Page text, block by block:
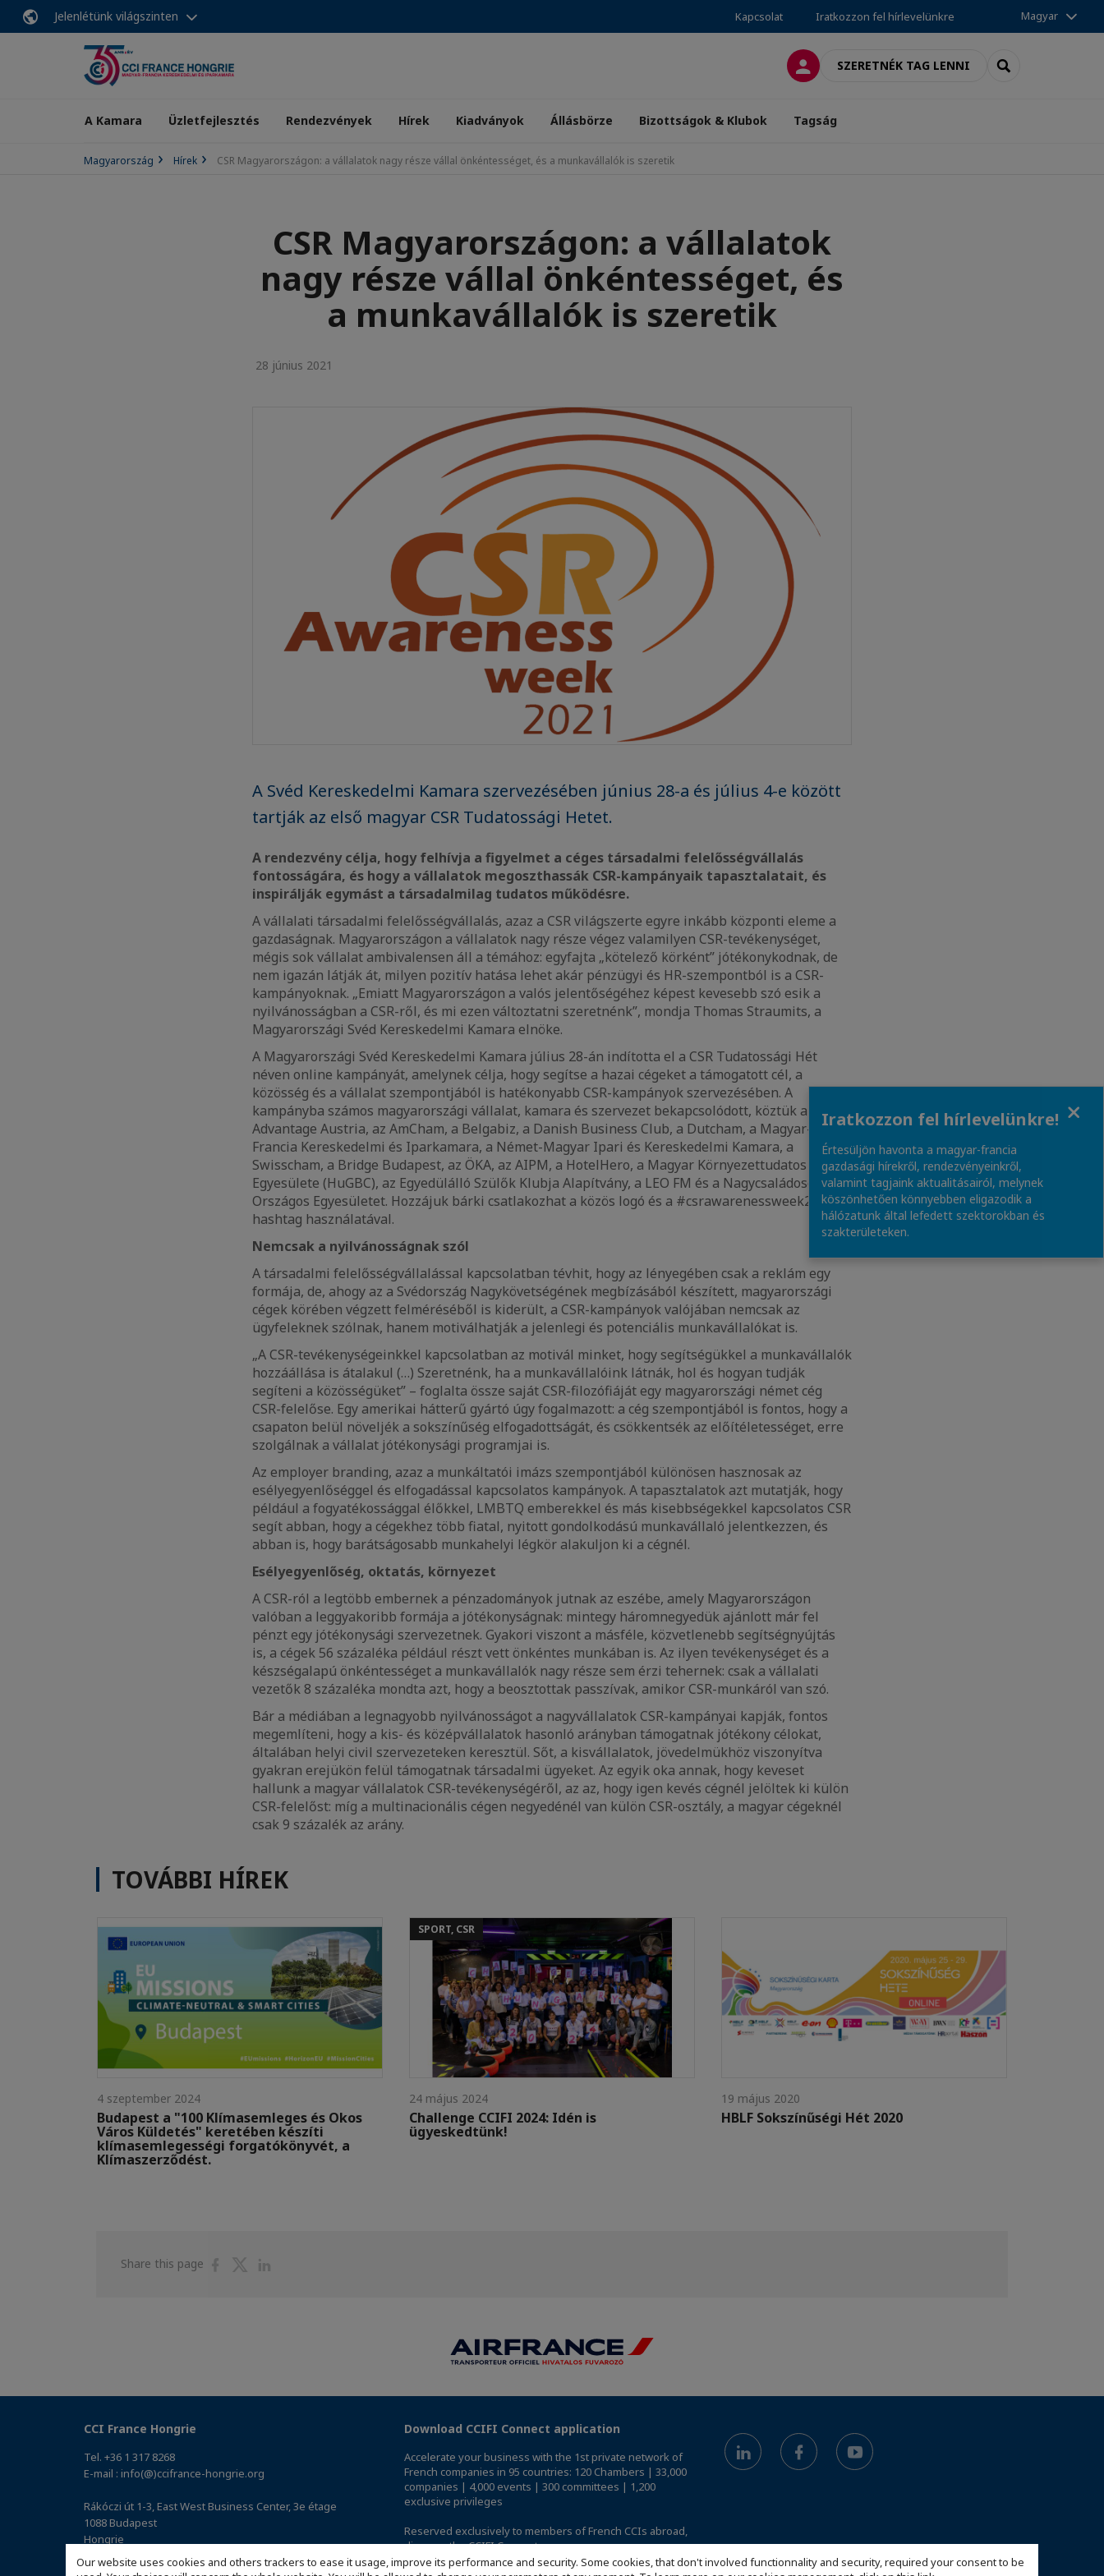
Our website uses cookies and others trackers to ease it usage, improve its performance and security. Some cookies, that don't involved functionnality and security, required your consent to be
Jelenlétünk világszinten Kapcsolat Iratkozzon fel hírlevelünkre Magyar
BELÉPÉSSZERETNÉK TAG LENNI SEARCH
A Kamara Üzletfejlesztés Rendezvények Hírek Kiadványok Állásbörze Bizottságok & Klubok Tagság
Magyarország Hírek CSR Magyarországon: a vállalatok nagy része vállal önkéntességet, és a munkavállalók is szeretik
CSR Magyarországon: a vállalatok
nagy része vállal önkéntességet, és
a munkavállalók is szeretik
28 június 2021
A Svéd Kereskedelmi Kamara szervezésében június 28-a és július 4-e között
tartják az első magyar CSR Tudatossági Hetet.
A rendezvény célja, hogy felhívja a figyelmet a céges társadalmi felelősségvállalás
fontosságára, és hogy a vállalatok megoszthassák CSR-kampányaik tapasztalatait, és
inspirálják egymást a társadalmilag tudatos működésre.
A vállalati társadalmi felelősségvállalás, azaz a CSR világszerte egyre inkább központi eleme a
gazdaságnak. Magyarországon a vállalatok nagy része végez valamilyen CSR-tevékenységet,
mégis sok vállalat ambivalensen áll a témához: egyfajta „kötelező körként” jótékonykodnak, de
nem igazán látják át, milyen pozitív hatása lehet akár pénzügyi és HR-szempontból is a CSR-
kampányoknak. „Emiatt Magyarországon a valós jelentőségéhez képest kevesebb szó esik a
nyilvánosságban a CSR-ről, és mi ezen változtatni szeretnénk”, mondja Thomas Straumits, a
Magyarországi Svéd Kereskedelmi Kamara elnöke.
A Magyarországi Svéd Kereskedelmi Kamara július 28-án indította el a CSR Tudatossági Hét
néven online kampányát, amelynek célja, hogy segítse a hazai cégeket a támogatott cél, a
közösség és a vállalat szempontjából is hatékonyabb CSR-kampányok szervezésében. A
kampányba számos magyarországi vállalat, kamara és szervezet bekapcsolódott, köztük az
Advantage Austria, az AmCham, a Belgabiz, a Danish Business Club, a Dutcham, a Magyar-
Francia Kereskedelmi és Iparkamara, a Német-Magyar Ipari és Kereskedelmi Kamara, a
Swisscham, a Bridge Budapest, az ÖKA, az AIPM, a HotelHero, a Magyar Környezettudatos Építés
Egyesülete (HuGBC), az Egyedülálló Szülők Klubja Alapítvány, a LEO FM és a Nagycsaládosok
Országos Egyesületet. Hozzájuk bárki csatlakozhat a közös logó és a #csrawarenessweek2021
hashtag használatával.
Nemcsak a nyilvánosságnak szól
A társadalmi felelősségvállalással kapcsolatban tévhit, hogy az lényegében csak a reklám egy
formája, de, ahogy az a Svédország Nagykövetségének megbízásából készített, magyarországi
cégek körében végzett felméréséből is kiderült, a CSR-kampányok valójában nemcsak az
ügyfeleknek szólnak, hanem motiválhatják a jelenlegi és potenciális munkavállalókat is.
„A CSR-tevékenységeinkkel kapcsolatban az motivál minket, hogy segítségükkel a munkavállalók
hozzáállása is átalakul (…) Szeretnénk, ha a munkavállalóink látnák, hol és hogyan tudják
segíteni a közösségüket” – foglalta össze saját CSR-filozófiáját egy magyarországi német cég
CSR-felelőse. Egy amerikai hátterű gyártó úgy fogalmazott: a cég szempontjából is fontos, hogy a
csapaton belül növeljék a sokszínűség elfogadottságát, és csökkentsék az előítéletességet, erre
szolgálnak a vállalat jótékonysági programjai is.
Az employer branding, azaz a munkáltatói imázs szempontjából különösen hasznosak az
esélyegyenlőséggel és elfogadással kapcsolatos kampányok. A tapasztalatok azt mutatják, hogy
például a fogyatékossággal élőkkel, LMBTQ emberekkel és más kisebbségekkel kapcsolatos CSR
segít abban, hogy a cégekhez több fiatal, nyitott gondolkodású munkavállaló jelentkezzen, és
abban is, hogy barátságosabb munkahelyi légkör alakuljon ki a cégnél.
Esélyegyenlőség, oktatás, környezet
A CSR-ról a legtöbb embernek a pénzadományok jutnak az eszébe, amely Magyarországon
valóban a leggyakoribb formája a jótékonyságnak: mintegy háromnegyedük ajánlott már fel
pénzt egy jótékonysági szervezetnek. Gyakori viszont a másféle, közvetlenebb segítségnyújtás
is, a cégek 56 százaléka például részt vett önkéntes munkában is. Az ilyen tevékenységet és a
készségalapú önkéntességet a munkavállalók nagy része sem érzi tehernek: csak a vállalati
vezetők 8 százaléka mondta azt, hogy a beosztottak passzívak, amikor CSR-munkáról van szó.
Bár a médiában a legnagyobb nyilvánosságot a nagyvállalatok CSR-kampányai kapják, fontos
megemlíteni, hogy a kis- és középvállalatok hasonló arányban támogatnak jótékony célokat,
általában helyi civil szervezeteken keresztül. Sőt, a kisvállalatok, jövedelmükhöz viszonyítva
gyakran erejükön felül támogatnak társadalmi ügyeket. Az egyik oka annak, hogy keveset
hallunk a magyar vállalatok CSR-tevékenységéről, az az, hogy igen kevés cégnél jelöltek ki külön
CSR-felelőst: míg a multinacionális cégen negyedénél van külön CSR-osztály, a magyar cégeknél
csak 9 százalék az arány.
TOVÁBBI HÍREK
4 szeptember 2024
Budapest a "100 Klímasemleges és Okos
Város Küldetés" keretében készíti
klímasemlegességi forgatókönyvét, a
Klímaszerződést.
SPORT, CSR
24 május 2024
Challenge CCIFI 2024: Idén is
ügyeskedtünk!
19 május 2020
HBLF Sokszínűségi Hét 2020
Share this page
ShareShare
CCI France Hongrie
Tel. +36 1 317 8268
E-mail : info(@)ccifrance-hongrie.org
Rákóczi út 1-3, East West Business Center, 3e étage
1088 Budapest
Hongrie
(Access the map)
Download CCIFI Connect application
Accelerate your business with the 1st private network of
French companies in 95 countries: 120 Chambers | 33,000
companies | 4,000 events | 300 committees | 1,200
exclusive privileges
Reserved exclusively to members of French CCIs abroad,
discover the CCIFI Connect app.
Iratkozzon fel hírlevelünkre!
Értesüljön havonta a magyar-francia
gazdasági hírekről, rendezvényeinkről,
valamint tagjaink aktualitásairól, melynek
köszönhetően könnyebben eligazodik a
hálózatunk által lefedett szektorokban és
szakterületeken.